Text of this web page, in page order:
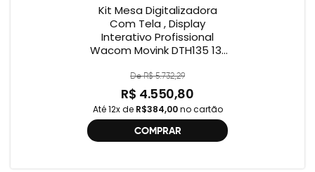
Kit Mesa Digitalizadora
Com Tela , Display
Interativo Profissional
Wacom Movink DTH135 13”
One , 2ª geração
De R$ 5.732,29
R$ 4.550,80
Até 12x de R$384,00no cartão
COMPRAR